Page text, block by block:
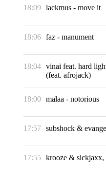
18:09 lackmus - move it
18:06 faz - manument
18:04 vinai feat. hard
(feat. afrojack)
18:00 malaa - notorious
17:57 subshock &
17:55 krooze & sickjaxx,